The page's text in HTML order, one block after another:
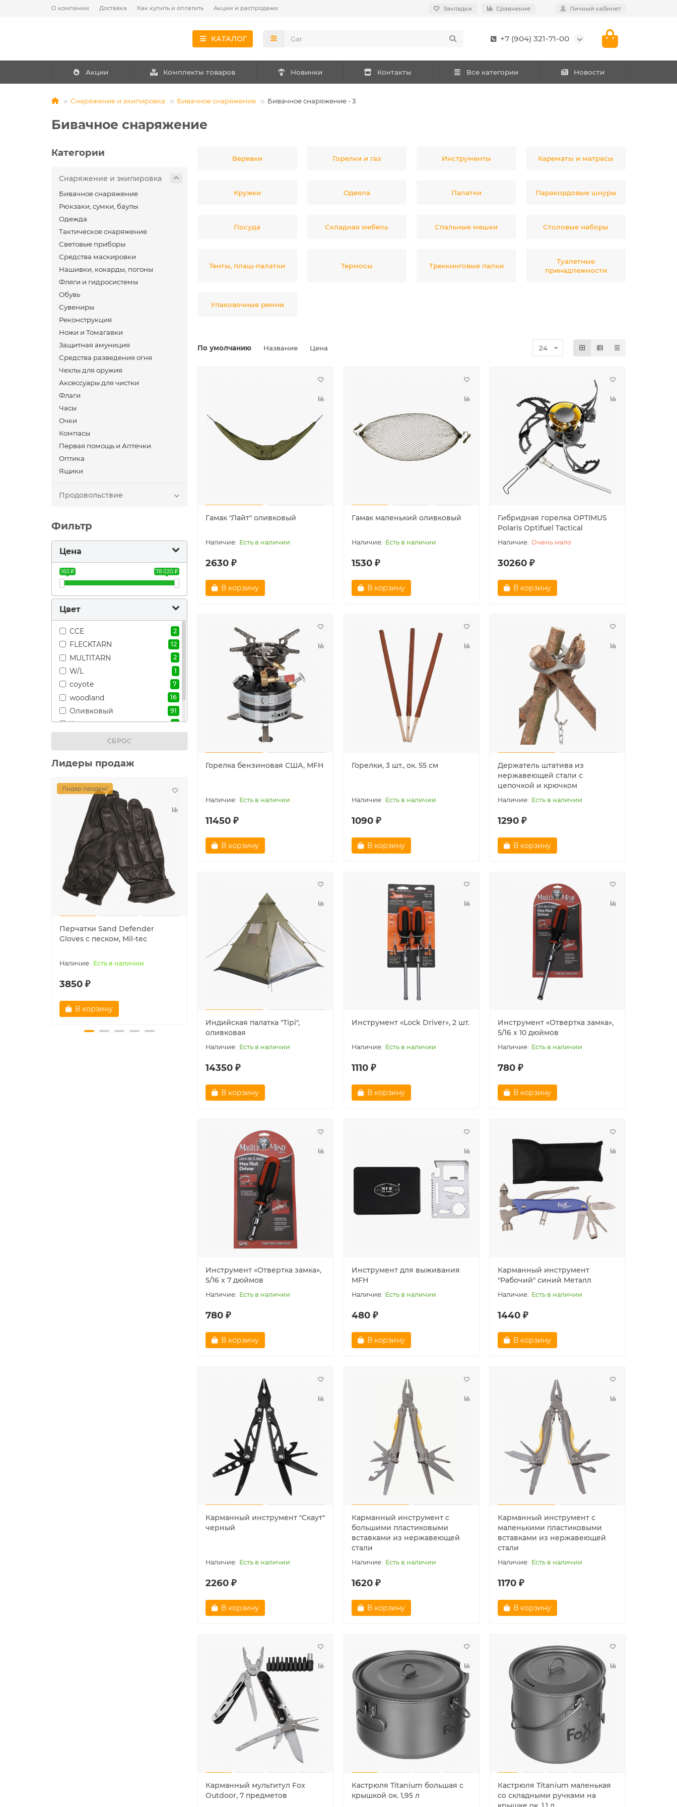
О компании Доставка Как купить и оплатить Акции и распродажи Закладки Сравнение Личный кабинет
КАТАЛОГ +7 (904) 321-71-00
Акции Комплекты товаров Новинки Контакты Все категории Новости
Снаряжение и экипировка Бивачное снаряжение Бивачное снаряжение - 3
Бивачное снаряжение
Категории
Снаряжение и экипировка
Бивачное снаряжение
Рюкзаки, сумки, баулы
Одежда
Тактическое снаряжение
Световые приборы
Средства маскировки
Нашивки, кокарды, погоны
Фляги и гидросистемы
Обувь
Сувениры
Реконструкция
Ножи и Томагавки
Защитная амуниция
Средства разведения огня
Чехлы для оружия
Аксессуары для чистки
Флаги
Часы
Очки
Компасы
Первая помощь и Аптечки
Оптика
Ящики
Продовольствие
Фильтр
Цена
160 ₽ 78 020 ₽
Цвет
CCE 2
FLECKTARN 12
MULTITARN 2
W/L 1
coyote 7
woodland 16
Оливковый 91
Хаки 2
СБРОС
Лидеры продаж
Лидер продаж!
Перчатки Sand Defender
Gloves с песком, Mil-tec
Есть в наличии
3850 ₽
В корзину
Шапка американского матроса
"NAVY", белая
Очень мало
В корзину
Аптечка первой помощи
средняя, Mil-tec
Очень мало
Лидер продаж!
Контейнер для спичек
водонепроницаемый, Mil-tec,
Очень мало
Веревки Горелки и газ Инструменты Карематы и матрасы
Кружки Одеяла Палатки Паракордовые шнуры
Посуда Складная мебель Спальные мешки Столовые наборы
Тенты, плащ-палатки Термосы Треккинговые палки
Туалетные
принадлежности
Упаковочные ремни
По умолчанию Название Цена
Гамак "Лайт" оливковый
Есть в наличии
2630 ₽
В корзину
Гамак маленький оливковый
Есть в наличии
1530 ₽
В корзину
Гибридная горелка OPTIMUS
Polaris Optifuel Tactical
Очень мало
30260 ₽
В корзину
Горелка бензиновая США, MFH
Есть в наличии
11450 ₽
В корзину
Горелки, 3 шт., ок. 55 см
Есть в наличии
1090 ₽
В корзину
Держатель штатива из
нержавеющей стали с
цепочкой и крючком
Есть в наличии
1290 ₽
В корзину
Индийская палатка "Tipi",
оливковая
Есть в наличии
14350 ₽
В корзину
Инструмент «Lock Driver», 2 шт.
Есть в наличии
1110 ₽
В корзину
Инструмент «Отвертка замка»,
5/16 x 10 дюймов
Есть в наличии
780 ₽
В корзину
Инструмент «Отвертка замка»,
5/16 x 7 дюймов
Есть в наличии
780 ₽
В корзину
Инструмент для выживания
MFH
Есть в наличии
480 ₽
В корзину
Карманный инструмент
"Рабочий" синий Металл
Есть в наличии
1440 ₽
В корзину
Карманный инструмент "Скаут"
черный
Есть в наличии
2260 ₽
В корзину
Карманный инструмент с
большими пластиковыми
вставками из нержавеющей
стали
Есть в наличии
1620 ₽
В корзину
Карманный инструмент с
маленькими пластиковыми
вставками из нержавеющей
стали
Есть в наличии
1170 ₽
В корзину
Карманный мультитул Fox
Outdoor, 7 предметов
Кастрюля Titanium большая с
крышкой ок. 1,95 л
Кастрюля Titanium маленькая
со складными ручками на